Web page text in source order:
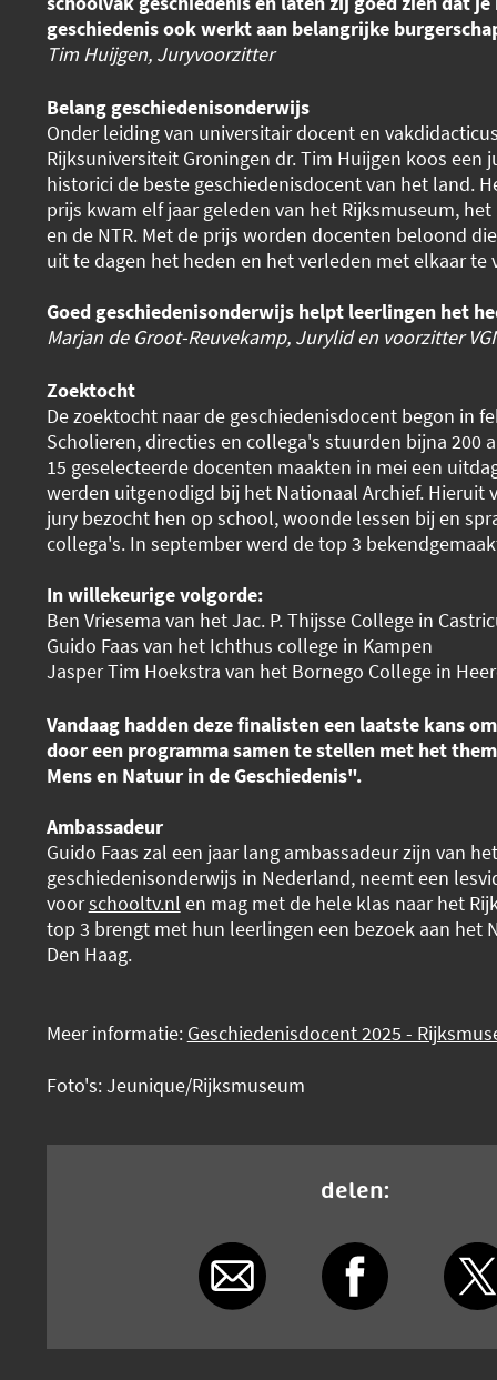
geschiedenis ook werkt aan belangrijke
Tim Huijgen, Juryvoorzitter
Belang geschiedenisonderwijs
Onder leiding van universitair docent en
Rijksuniversiteit Groningen dr. Tim Huijgen koos een
historici de beste geschiedenisdocent van het land.
prijs kwam elf jaar geleden van het Rijksmuseum,
en de NTR. Met de prijs worden docenten beloond
uit te dagen het heden en het verleden met elkaar te
Goed geschiedenisonderwijs helpt leerlingen het
Marjan de Groot-Reuvekamp, Jurylid en voorzitter
Zoektocht
De zoektocht naar de geschiedenisdocent begon in
Scholieren, directies en collega's stuurden bijna 200
15 geselecteerde docenten maakten in mei een
werden uitgenodigd bij het Nationaal Archief. Hieruit
jury bezocht hen op school, woonde lessen bij en
collega's. In september werd de top 3
In willekeurige volgorde:
Ben Vriesema van het Jac. P. Thijsse College in
Guido Faas van het Ichthus college in Kampen
Jasper Tim Hoekstra van het Bornego College in
Vandaag hadden deze finalisten een laatste kans
door een programma samen te stellen met het
Mens en Natuur in de Geschiedenis".
Ambassadeur
Guido Faas zal een jaar lang ambassadeur zijn van het
geschiedenisonderwijs in Nederland, neemt een
voorschooltv.nl en mag met de hele klas naar het
top 3 brengt met hun leerlingen een bezoek aan het
Den Haag.
Meer informatie: Geschiedenisdocent 2025 -
Foto's: Jeunique/Rijksmuseum
delen: